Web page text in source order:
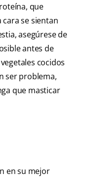
que
se sientan
asegúrese de
antes de
cocidos
ser problema,
que masticar
en su mejor